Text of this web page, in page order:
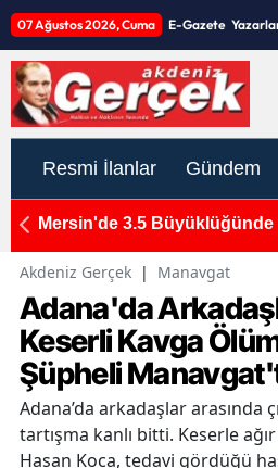
07 Ağustos 2026, Cuma E-Gazete
Resmi İlanlar Gündem
Kumluca'daki Yangın
Akdeniz Gerçek | Manavgat
Adana'da
Keserli Kavga
Şüpheli
Adana’da arkadaşlar arasında
tartışma kanlı bitti. Keserle
Hasan Koca, tedavi gördüğü